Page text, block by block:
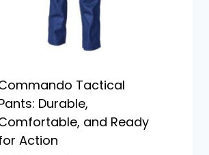
Tactical
Durable,
and Ready
Action